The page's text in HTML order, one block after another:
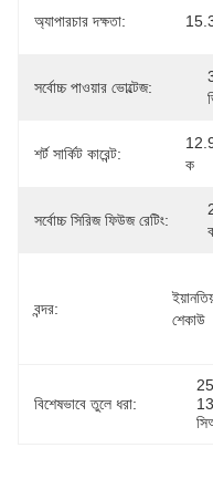
অ্যাপারচার দক্ষতা:
সর্বোচ্চ পাওয়ার ভোল্টেজ:
শর্ট সার্কিট কারেন্ট:
ক
সর্বোচ্চ সিরিজ ফিউজ রেটিং:
বন্দর:
শেকাউ
বিশেষভাবে তুলে ধরা: